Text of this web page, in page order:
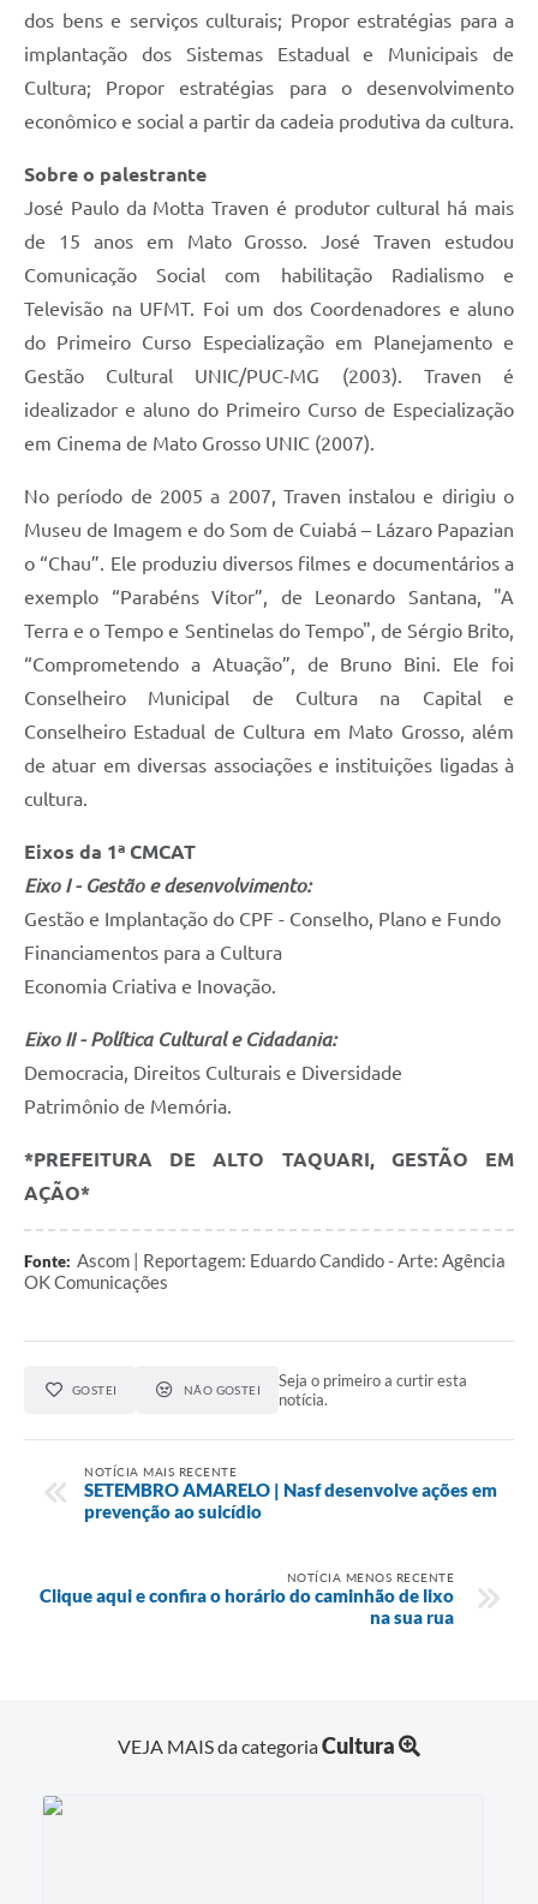
dos bens e serviços culturais; Propor estratégias para a
implantação dos Sistemas Estadual e Municipais de
Cultura; Propor estratégias para o desenvolvimento
econômico e social a partir da cadeia produtiva da cultura.
Sobre o palestrante
José Paulo da Motta Traven é produtor cultural há mais
de 15 anos em Mato Grosso. José Traven estudou
Comunicação Social com habilitação Radialismo e
Televisão na UFMT. Foi um dos Coordenadores e aluno
do Primeiro Curso Especialização em Planejamento e
Gestão Cultural UNIC/PUC-MG (2003). Traven é
idealizador e aluno do Primeiro Curso de Especialização
em Cinema de Mato Grosso UNIC (2007).
No período de 2005 a 2007, Traven instalou e dirigiu o
Museu de Imagem e do Som de Cuiabá – Lázaro Papazian
o “Chau”. Ele produziu diversos filmes e documentários a
exemplo “Parabéns Vítor”, de Leonardo Santana, "A
Terra e o Tempo e Sentinelas do Tempo", de Sérgio Brito,
“Comprometendo a Atuação”, de Bruno Bini. Ele foi
Conselheiro Municipal de Cultura na Capital e
Conselheiro Estadual de Cultura em Mato Grosso, além
de atuar em diversas associações e instituições ligadas à
cultura.
Eixos da 1ª CMCAT
Eixo I - Gestão e desenvolvimento:
Gestão e Implantação do CPF - Conselho, Plano e Fundo
Financiamentos para a Cultura
Economia Criativa e Inovação.
Eixo II - Política Cultural e Cidadania:
Democracia, Direitos Culturais e Diversidade
Patrimônio de Memória.
*PREFEITURA DE ALTO TAQUARI, GESTÃO EM
AÇÃO*
Fonte: Ascom | Reportagem: Eduardo Candido - Arte: Agência
OK Comunicações
GOSTEI NÃO GOSTEI
Seja o primeiro a curtir esta
notícia.
NOTÍCIA MAIS RECENTE
SETEMBRO AMARELO | Nasf desenvolve ações em
prevenção ao suicídio
NOTÍCIA MENOS RECENTE
Clique aqui e confira o horário do caminhão de lixo
na sua rua
VEJA MAIS da categoriaCultura